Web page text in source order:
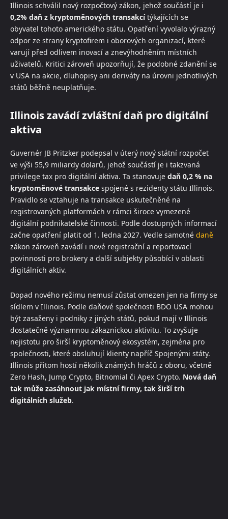
Illinois schválil nový rozpočtový zákon, jehož součástí je i
0,2% daň z kryptoměnových transakcítýkajících se
obyvatel tohoto amerického státu. Opatření vyvolalo výrazný
odpor ze strany kryptofirem i oborových organizací, které
varují před odlivem inovací a znevýhodněním místních
uživatelů. Kritici zároveň upozorňují, že podobné zdanění se
v USA na akcie, dluhopisy ani deriváty na úrovni jednotlivých
států běžně neuplatňuje.
Illinois zavádí zvláštní daň pro digitální
aktiva
Guvernér JB Pritzker podepsal v úterý nový státní rozpočet
ve výši 55,9 miliardy dolarů, jehož součástí je i takzvaná
privilege tax pro digitální aktiva. Ta stanovuje daň 0,2 % na
kryptoměnové transakce spojené s rezidenty státu Illinois.
Pravidlo se vztahuje na transakce uskutečněné na
registrovaných platformách v rámci široce vymezené
digitální podnikatelské činnosti. Podle dostupných informací
začne opatření platit od 1. ledna 2027. Vedle samotné daně
zákon zároveň zavádí i nové registrační a reportovací
povinnosti pro brokery a další subjekty působící v oblasti
digitálních aktiv.
Dopad nového režimu nemusí zůstat omezen jen na firmy se
sídlem v Illinois. Podle daňové společnosti BDO USA mohou
být zasaženy i podniky z jiných států, pokud mají v Illinois
dostatečně významnou zákaznickou aktivitu. To zvyšuje
nejistotu pro širší kryptoměnový ekosystém, zejména pro
společnosti, které obsluhují klienty napříč Spojenými státy.
Illinois přitom hostí několik známých hráčů z oboru, včetně
Zero Hash, Jump Crypto, Bitnomial či Apex Crypto. Nová daň
tak může zasáhnout jak místní firmy, tak širší trh
digitálních služeb.